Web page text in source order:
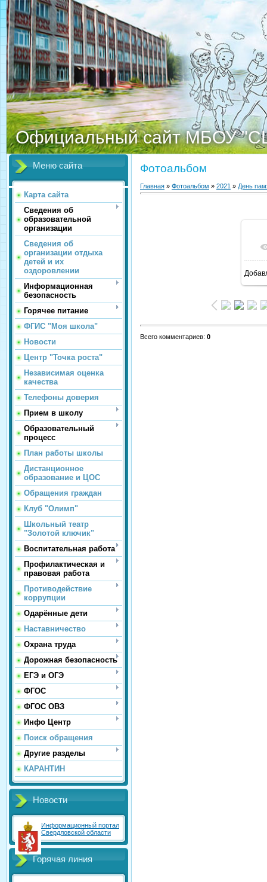
Официальный сайт МБОУ
Меню сайта
Карта сайта
Сведения об
образовательной
организации
Сведения об
организации отдыха
детей и их
оздоровлении
Информационная
безопасность
Горячее питание
ФГИС "Моя школа"
Новости
Центр "Точка роста"
Независимая оценка
качества
Телефоны доверия
Прием в школу
Образовательный
процесс
План работы школы
Дистанционное
образование и ЦОС
Обращения граждан
Клуб "Олимп"
Школьный театр
"Золотой ключик"
Воспитательная работа
Профилактическая и
правовая работа
Противодействие
коррупции
Одарённые дети
Наставничество
Охрана труда
Дорожная безопасность
ЕГЭ и ОГЭ
ФГОС
ФГОС ОВЗ
Инфо Центр
Поиск обращения
Другие разделы
КАРАНТИН
Новости
Информационный портал
Свердловской области
Горячая линия
Фотоальбом
Главная » Фотоальбом » 2021 » День
Всего комментариев: 0